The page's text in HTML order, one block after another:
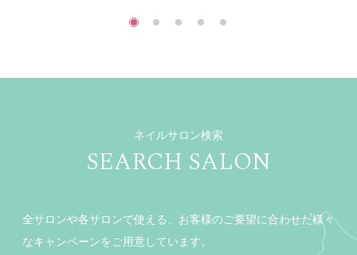
ネイルサロン検索
SEARCH SALON
全サロンや各サロンで使える、お客様のご要望に合わせた様々
なキャンペーンをご用意しています。